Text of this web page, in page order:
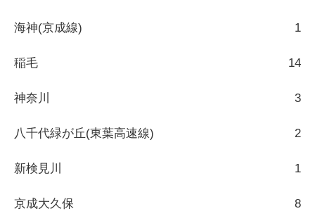
海神(京成線) 1
稲毛 14
神奈川 3
八千代緑が丘(東葉高速線) 2
新検見川 1
京成大久保 8